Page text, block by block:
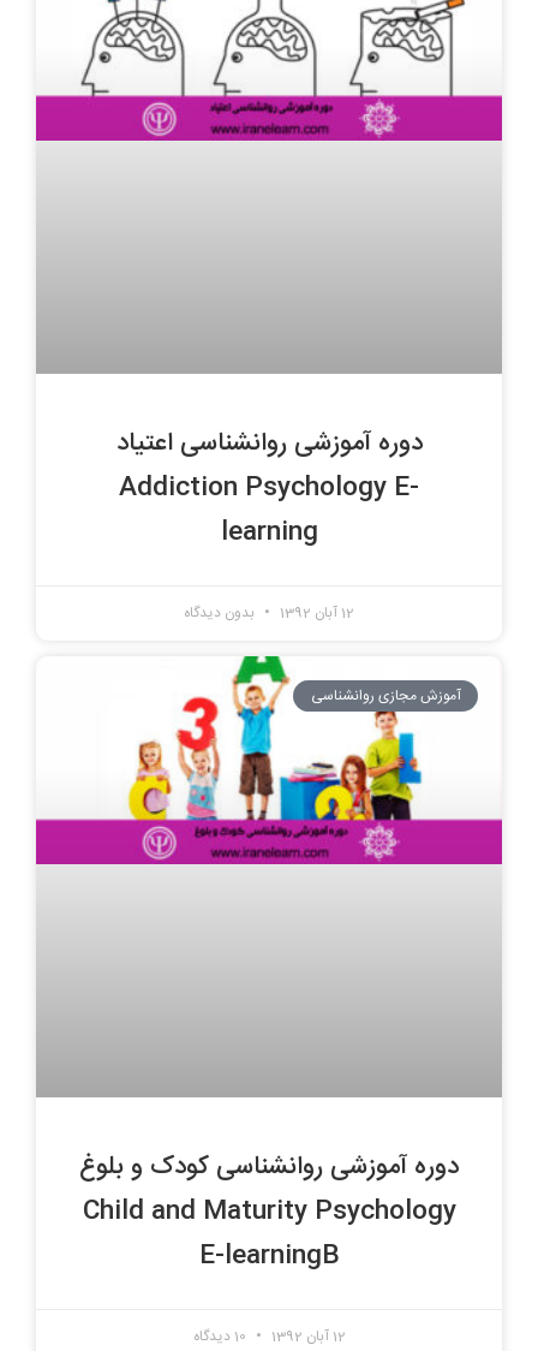
دوره آموزشی روانشناسی اعتیاد
Addiction Psychology E-
learning
12 آبان 1392 بدون دیدگاه
آموزش مجازی روانشناسی
دوره آموزشی روانشناسی کودک و بلوغ
Child and Maturity Psychology
E-learningB
12 آبان 1392